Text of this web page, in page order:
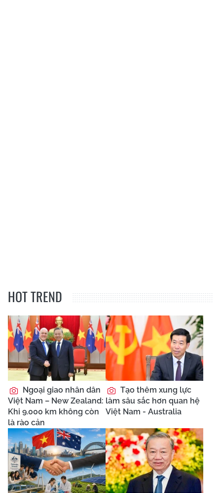
HOT TREND
Ngoại giao nhân dân
Việt Nam – New Zealand:
Khi 9.000 km không còn
là rào cản
Tạo thêm xung lực
làm sâu sắc hơn quan hệ
Việt Nam - Australia